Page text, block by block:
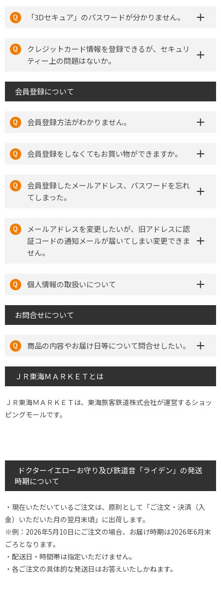
「3Dセキュア」のパスワードが分かりません。
クレジットカード情報を登録できるが、セキュリ
ティー上の問題はないか。
会員登録について
会員登録方法がわかりません。
会員登録をしなくてもお買い物ができますか。
会員登録したメールアドレス、パスワードを忘れ
てしまった。
メールアドレスを変更したいが、旧アドレスに認
証コードの通知メールが届いてしまい変更できま
せん。
個人情報の取扱いについて
お問合せについて
商品の内容やお届け日等について問合せしたい。
ＪＲ東海ＭＡＲＫＥＴとは
ＪＲ東海ＭＡＲＫＥＴは、東海旅客鉄道株式会社が運営するショッ
ピングモールです。
ドクターイエローお守り及び鉄道音「ライデン」の発送
時期について
・現在いただいているご注文は、原則として「ご注文・決済（入
金）いただいた月の翌月末頃」に出荷します。
※例：2026年5月10日にご注文の場合、お届け時期は2026年6月末
ごろとなります。
・配送日・時間帯は指定いただけません。
・各ご注文の具体的な発送日はお答えいたしかねます。